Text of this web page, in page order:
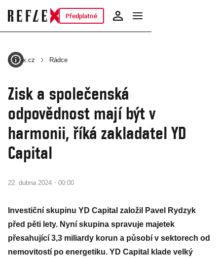
Předplatné
Reflex.cz Rádce
Zisk a společenská
odpovědnost mají být v
harmonii, říká zakladatel YD
Capital
22. dubna 2024 · 00:00
Investiční skupinu YD Capital založil Pavel Rydzyk
před pěti lety. Nyní skupina spravuje majetek
přesahující 3,3 miliardy korun a působí v sektorech od
nemovitostí po energetiku. YD Capital klade velký